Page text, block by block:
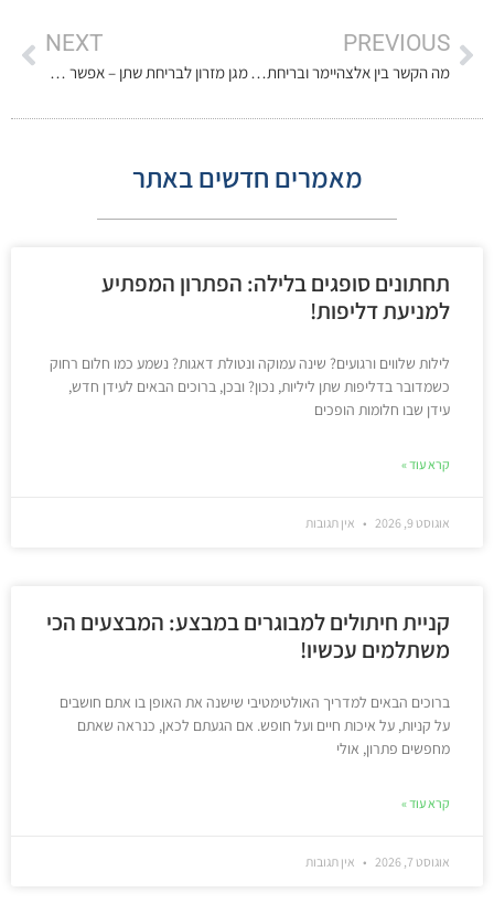
PREVIOUS
מה הקשר בין אלצהיימר ובריחת שתן?
NEXT
מגן מזרון לבריחת שתן – אפשר לישון בשקט
מאמרים חדשים באתר
תחתונים סופגים בלילה: הפתרון המפתיע
למניעת דליפות!
לילות שלווים ורגועים? שינה עמוקה ונטולת דאגות? נשמע כמו חלום רחוק
כשמדובר בדליפות שתן ליליות, נכון? ובכן, ברוכים הבאים לעידן חדש,
עידן שבו חלומות הופכים
קרא עוד »
אוגוסט 9, 2026 אין תגובות
קניית חיתולים למבוגרים במבצע: המבצעים הכי
משתלמים עכשיו!
ברוכים הבאים למדריך האולטימטיבי שישנה את האופן בו אתם חושבים
על קניות, על איכות חיים ועל חופש. אם הגעתם לכאן, כנראה שאתם
מחפשים פתרון, אולי
קרא עוד »
אוגוסט 7, 2026 אין תגובות